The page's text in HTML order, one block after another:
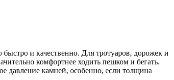
быстро и качественно. Для тротуаров, дорожек и
комфортнее ходить пешком и бегать.
давление камней, особенно, если толщина